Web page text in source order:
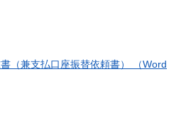
書（兼支払口座振替依頼書） （Word